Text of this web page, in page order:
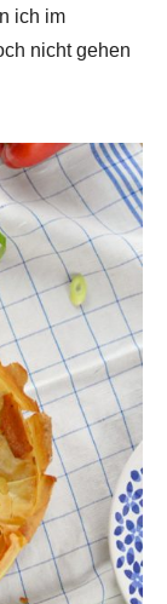
ich im
nicht gehen